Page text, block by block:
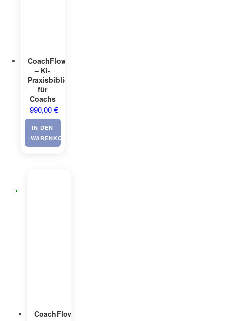
CoachFlow©
– KI-
Praxisbibliothek
für
Coachs
990,00€
IN DEN
WARENKORB
CoachFlow©